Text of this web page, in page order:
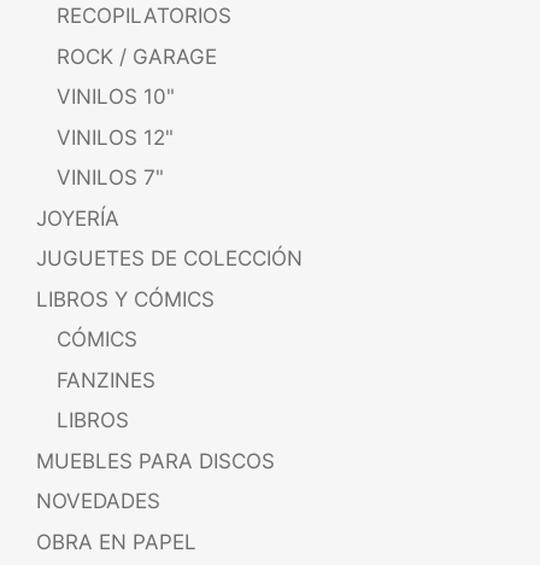
RECOPILATORIOS
ROCK / GARAGE
VINILOS 10"
VINILOS 12"
VINILOS 7"
JOYERÍA
JUGUETES DE COLECCIÓN
LIBROS Y CÓMICS
CÓMICS
FANZINES
LIBROS
MUEBLES PARA DISCOS
NOVEDADES
OBRA EN PAPEL